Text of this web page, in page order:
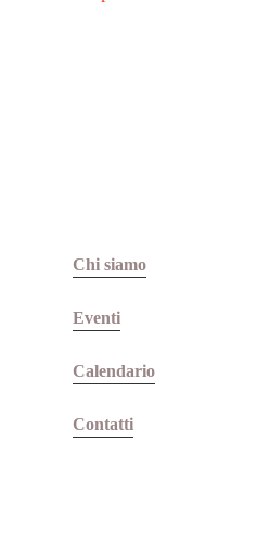
Chi siamo
Eventi
Calendario
Contatti